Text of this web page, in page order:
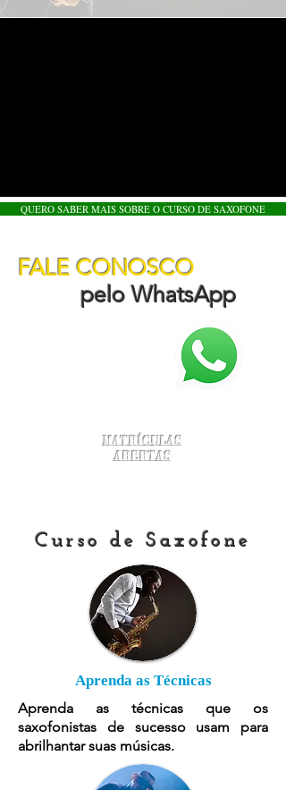
QUERO SABER MAIS SOBRE O CURSO DE SAXOFONE
FALE CONOSCO
pelo WhatsApp
Matrículas
Abertas
Curso de Saxofone
Aprenda as Técnicas
Aprenda as técnicas que os
saxofonistas de sucesso usam para
abrilhantar suas músicas.